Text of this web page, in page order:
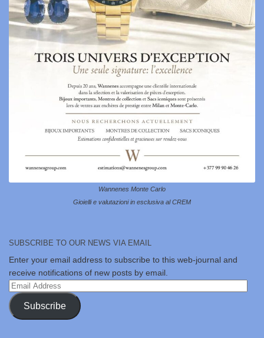
Wannenes Monte Carlo
Gioielli e valutazioni in esclusiva al CREM
SUBSCRIBE TO OUR NEWS VIA EMAIL
Enter your email address to subscribe to this web-journal and
receive notifications of new posts by email.
Email
Address
Subscribe